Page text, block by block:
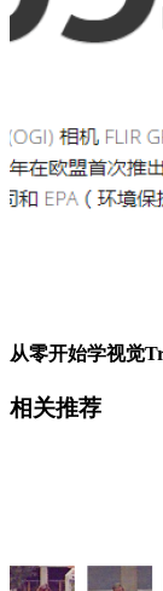
从零开始学视觉
相关推荐